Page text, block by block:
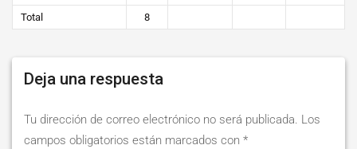
Total
8
Deja una respuesta
Tu dirección de correo electrónico no será publicada. Los
campos obligatorios están marcados con *